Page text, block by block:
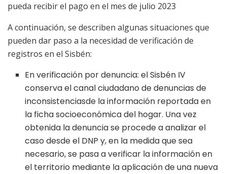
pueda recibir el pago en el mes de julio 2023
A continuación, se describen algunas situaciones que
pueden dar paso a la necesidad de verificación de
registros en el Sisbén:
En verificación por denuncia: el Sisbén IV
conserva el canal ciudadano de denuncias de
inconsistenciasde la información reportada en
la ficha socioeconómica del hogar. Una vez
obtenida la denuncia se procede a analizar el
caso desde el DNP y, en la medida que sea
necesario, se pasa a verificar la información en
el territorio mediante la aplicación de una nueva